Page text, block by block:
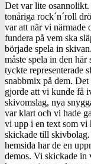
Det var lite
tonåriga rock´n´roll
var att när vi närmade
fundera på vem ska
började spela in
måste spela in den
tyckte representerade
snabbmix på dem.
gjorde att vi kunde få
skivomslag, nya
var klart och vi hade
vi upp i en text som vi
skickade till
hemsida har de en
demos. Vi skickade in